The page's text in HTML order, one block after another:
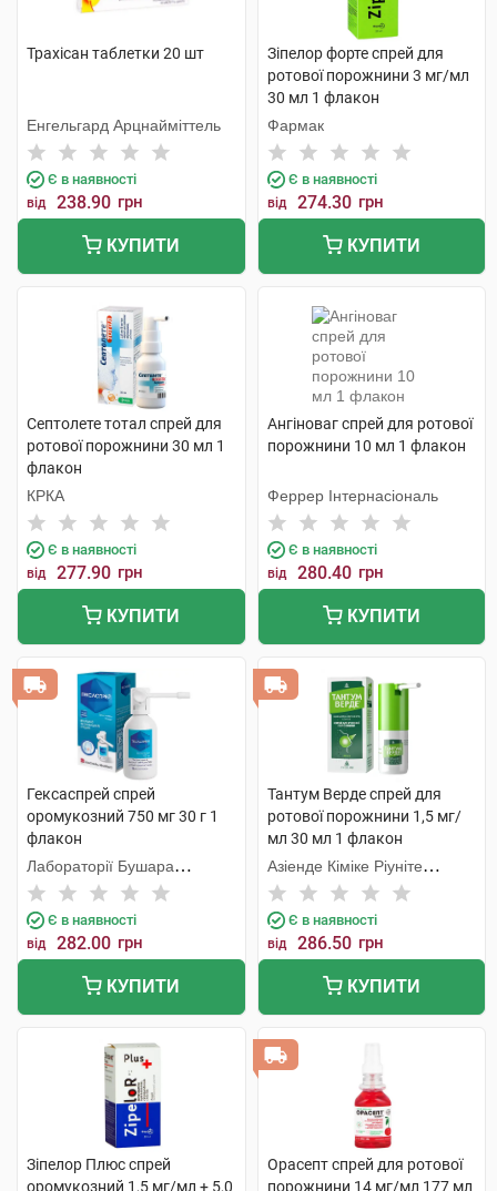
Трахісан таблетки 20 шт
Енгельгард Арцнайміттель
Є в наявності
від 238.90 грн
КУПИТИ
Зіпелор форте спрей для
ротової порожнини 3 мг/мл
30 мл 1 флакон
Фармак
Є в наявності
від 274.30 грн
КУПИТИ
Септолете тотал спрей для
ротової порожнини 30 мл 1
флакон
КРКА
Є в наявності
від 277.90 грн
КУПИТИ
Ангіноваг спрей для ротової
порожнини 10 мл 1 флакон
Феррер Інтернасіональ
Є в наявності
від 280.40 грн
КУПИТИ
Гексаспрей спрей
оромукозний 750 мг 30 г 1
флакон
Лабораторії Бушара
Рекордаті
Є в наявності
від 282.00 грн
КУПИТИ
Тантум Верде спрей для
ротової порожнини 1,5 мг/
мл 30 мл 1 флакон
Азіенде Кіміке Ріуніте
Анжеліні Франческо
Є в наявності
від 286.50 грн
КУПИТИ
Зіпелор Плюс спрей
оромукозний 1,5 мг/мл + 5,0
Орасепт спрей для ротової
порожнини 14 мг/мл 177 мл